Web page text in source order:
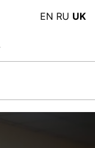
EN RU UK